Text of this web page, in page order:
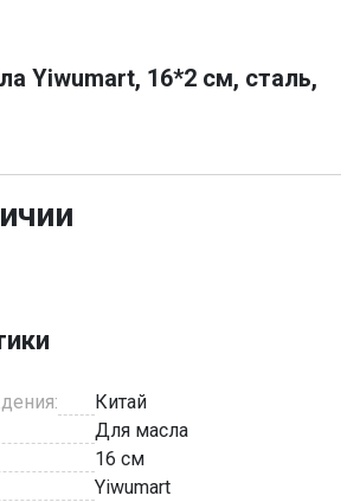
Yiwumart, 16*2 см, сталь,
Китай
Для масла
16 см
Yiwumart